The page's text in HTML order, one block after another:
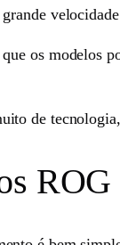
os modelos
de
ROG